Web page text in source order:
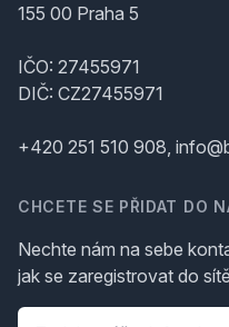
155 00 Praha 5
IČO: 27455971
DIČ: CZ27455971
+420 251 510 908,
CHCETE SE PŘIDAT DO
Nechte nám na sebe
jak se zaregistrovat do
Telefon